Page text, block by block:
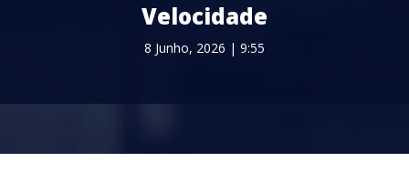
Velocidade
8 Junho, 2026 | 9:55